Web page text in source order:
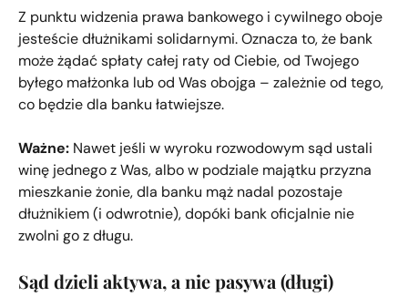
Z punktu widzenia prawa bankowego i cywilnego oboje
jesteście dłużnikami solidarnymi. Oznacza to, że bank
może żądać spłaty całej raty od Ciebie, od Twojego
byłego małżonka lub od Was obojga – zależnie od tego,
co będzie dla banku łatwiejsze.
Ważne: Nawet jeśli w wyroku rozwodowym sąd ustali
winę jednego z Was, albo w podziale majątku przyzna
mieszkanie żonie, dla banku mąż nadal pozostaje
dłużnikiem (i odwrotnie), dopóki bank oficjalnie nie
zwolni go z długu.
Sąd dzieli aktywa, a nie pasywa (długi)